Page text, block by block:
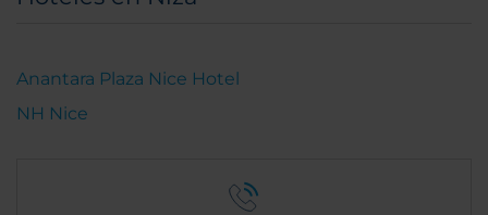
Anantara Plaza Nice Hotel
NH Nice